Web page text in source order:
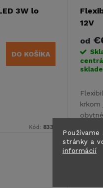
stránky a
informácií
3W lo
DO KOŠÍKA
Kód: 83314L
12V
od
sklade